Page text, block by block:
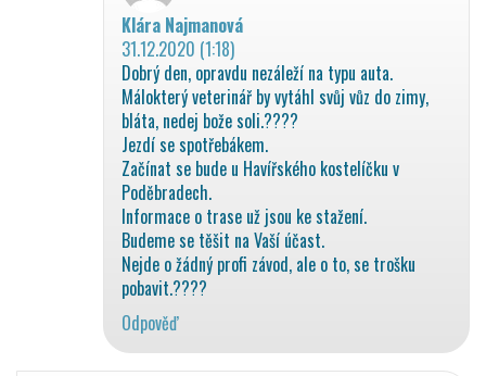
Klára Najmanová
31.12.2020 (1:18)
Dobrý den, opravdu nezáleží na typu auta.
Málokterý veterinář by vytáhl svůj vůz do zimy,
bláta, nedej bože soli.????
Jezdí se spotřebákem.
Začínat se bude u Havířského kostelíčku v
Poděbradech.
Informace o trase už jsou ke stažení.
Budeme se těšit na Vaší účast.
Nejde o žádný profi závod, ale o to, se trošku
pobavit.????
Odpověď